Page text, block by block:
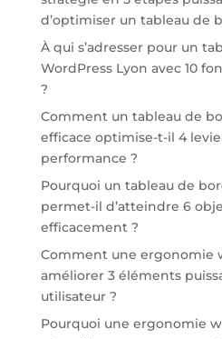
d’optimiser un tableau de
À qui s’adresser pour un
WordPress Lyon avec 10
?
Comment un tableau de
efficace optimise-t-il 4
performance ?
Pourquoi un tableau de
permet-il d’atteindre 6
efficacement ?
Comment une ergonomie
améliorer 3 éléments
utilisateur ?
Pourquoi une ergonomie